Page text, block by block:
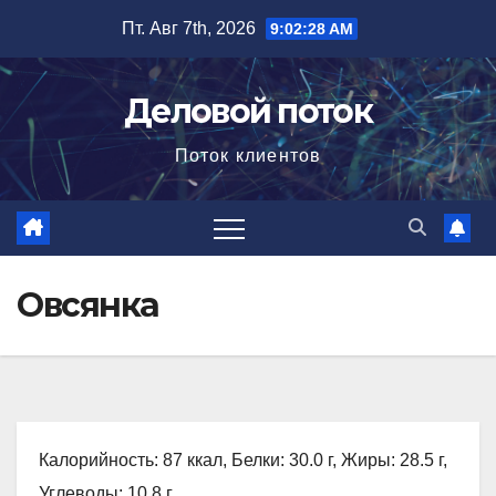
содержимому
Пт. Авг 7th, 2026 9:02:29 AM
Деловой поток
Поток клиентов
Овсянка
Калорийность: 87 ккал, Белки: 30.0 г, Жиры: 28.5 г,